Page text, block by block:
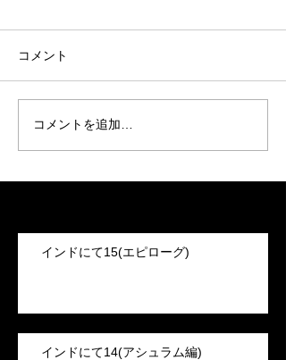
コメント
コメントを追加…
インドにて15(エピローグ)
インドにて14(アシュラム編)